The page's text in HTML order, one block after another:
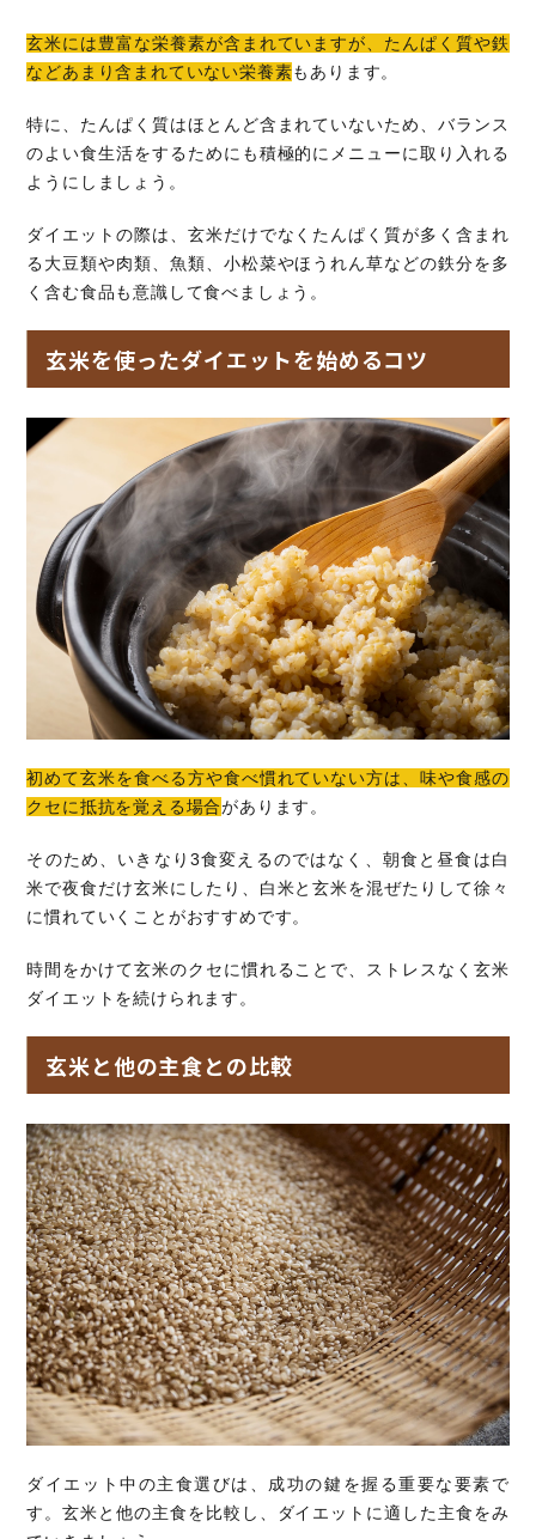
玄米には豊富な栄養素が含まれていますが、たんぱく質や鉄
などあまり含まれていない栄養素もあります。
特に、たんぱく質はほとんど含まれていないため、バランス
のよい食生活をするためにも積極的にメニューに取り入れる
ようにしましょう。
ダイエットの際は、玄米だけでなくたんぱく質が多く含まれ
る大豆類や肉類、魚類、小松菜やほうれん草などの鉄分を多
く含む食品も意識して食べましょう。
玄米を使ったダイエットを始めるコツ
初めて玄米を食べる方や食べ慣れていない方は、味や食感の
クセに抵抗を覚える場合があります。
そのため、いきなり3食変えるのではなく、朝食と昼食は白
米で夜食だけ玄米にしたり、白米と玄米を混ぜたりして徐々
に慣れていくことがおすすめです。
時間をかけて玄米のクセに慣れることで、ストレスなく玄米
ダイエットを続けられます。
玄米と他の主食との比較
ダイエット中の主食選びは、成功の鍵を握る重要な要素で
す。玄米と他の主食を比較し、ダイエットに適した主食をみ